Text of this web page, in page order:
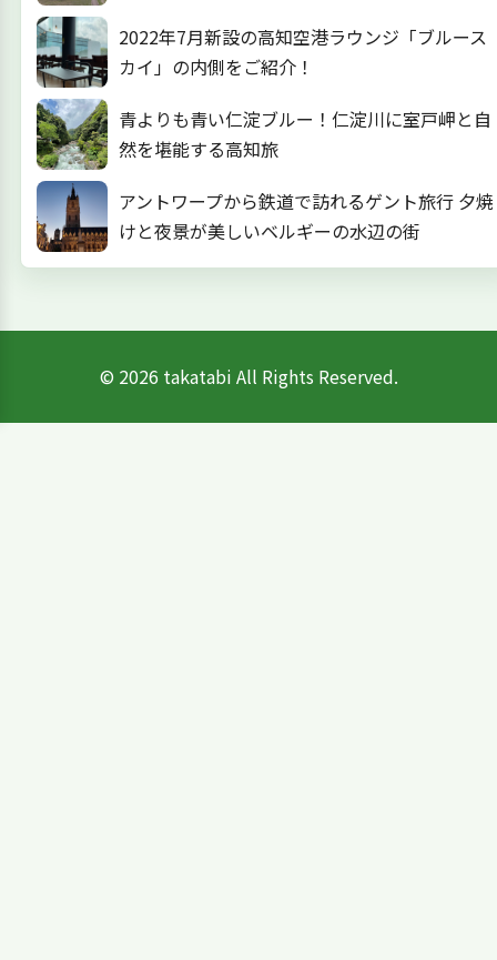
2022年7月新設の高知空港ラウンジ「ブルース
カイ」の内側をご紹介！
青よりも青い仁淀ブルー！仁淀川に室戸岬と自
然を堪能する高知旅
アントワープから鉄道で訪れるゲント旅行 夕焼
けと夜景が美しいベルギーの水辺の街
© 2026 takatabi All Rights Reserved.